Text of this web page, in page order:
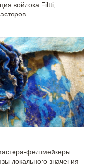
войлока Filtti,
фелтмейкеры
локального значения